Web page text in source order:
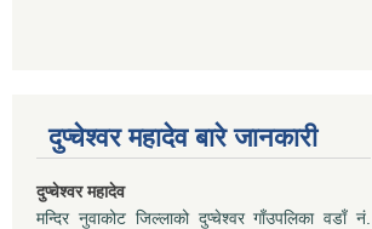
दुप्चेश्वर महादेव बारे जानकारी
दुप्चेश्वर महादेव
मन्दिर नुवाकोट जिल्लाको दुप्चेश्वर गाँउपलिका वडाँ नं.